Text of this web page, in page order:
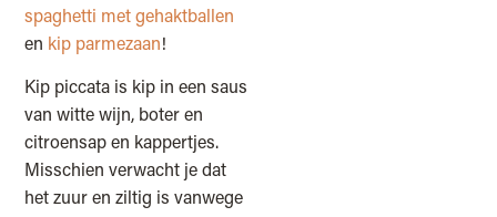
spaghetti met gehaktballen
en kip parmezaan!
Kip piccata is kip in een saus
van witte wijn, boter en
citroensap en kappertjes.
Misschien verwacht je dat
het zuur en ziltig is vanwege